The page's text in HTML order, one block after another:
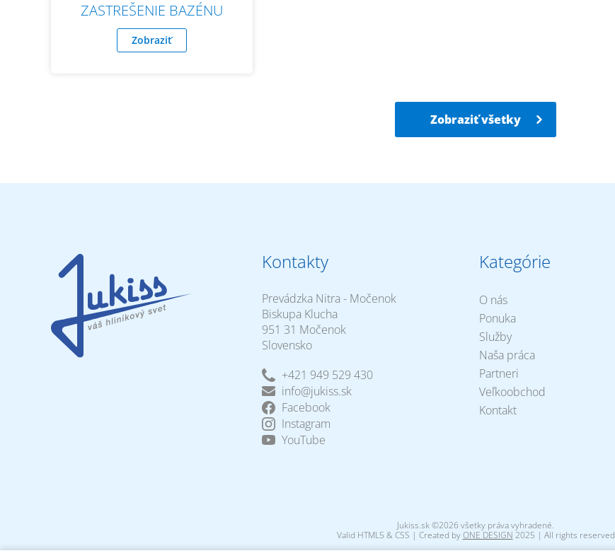
ZASTREŠENIE BAZÉNU
Zobraziť
Zobraziť všetky
Kontakty
Prevádzka Nitra - Močenok
Biskupa Klucha
951 31 Močenok
Slovensko
+421 949 529 430
info@jukiss.sk
Facebook
Instagram
YouTube
Kategórie
O nás
Ponuka
Služby
Naša práca
Partneri
Veľkoobchod
Kontakt
Jukiss.sk ©2026 všetky práva vyhradené.
Valid HTML5 & CSS | Created byONE DESIGN 2025 | All rights reserved
(v. 4.8.7 | Execution time: 0.0267 | Memory usage: 0.709 MB)